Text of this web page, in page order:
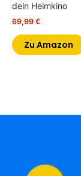
dein Heimkino
69,99 €
Zu Amazon